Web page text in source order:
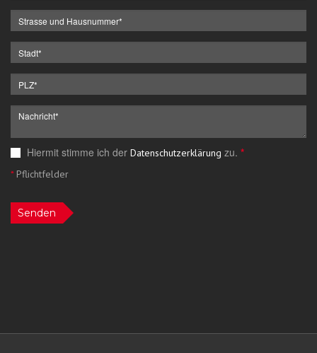
Hiermit stimme ich der Datenschutzerklärung zu. *
*Pflichtfelder
Senden